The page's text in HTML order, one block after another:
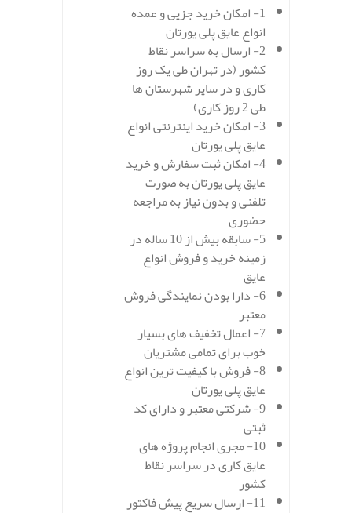
1- امکان خرید جزیی و عمده
انواع عایق پلی یورتان
2- ارسال به سراسر نقاط
کشور (در تهران طی یک روز
کاری و در سایر شهرستان ها
طی 2 روز کاری)
3- امکان خرید اینترنتی انواع
عایق پلی یورتان
4- امکان ثبت سفارش و خرید
عایق پلی یورتان به صورت
تلفنی و بدون نیاز به مراجعه
حضوری
5- سابقه بیش از 10 ساله در
زمینه خرید و فروش انواع
عایق
6- دارا بودن نمایندگی فروش
معتبر
7- اعمال تخفیف های بسیار
خوب برای تمامی مشتریان
8- فروش با کیفیت ترین انواع
عایق پلی یورتان
9- شرکتی معتبر و دارای کد
ثبتی
10- مجری انجام پروژه های
عایق کاری در سراسر نقاط
کشور
11- ارسال سریع پیش فاکتور